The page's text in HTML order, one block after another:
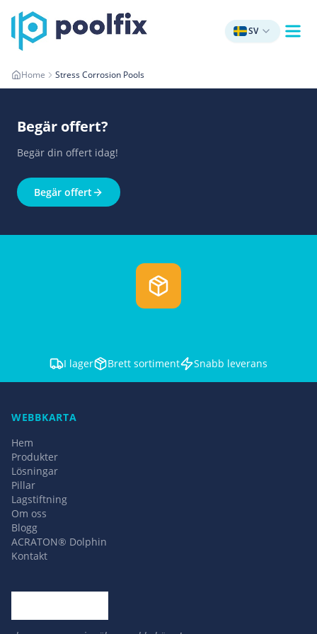
SV
Home Stress Corrosion Pools
Begär offert?
Begär din offert idag!
Begär offert
I lager Brett sortiment Snabb leverans
WEBBKARTA
Hem
Produkter
Lösningar
Pillar
Lagstiftning
Om oss
Blogg
ACRATON® Dolphin
Kontakt